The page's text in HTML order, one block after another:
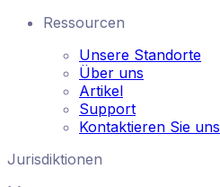
Ressourcen
Unsere Standorte
Über uns
Artikel
Support
Kontaktieren Sie uns
Jurisdiktionen